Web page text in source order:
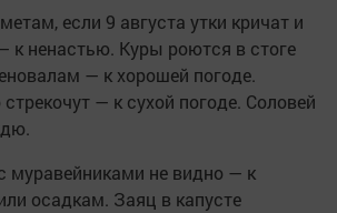
если 9 августа утки кричат и
к ненастью. Куры роются в стоге
— к хорошей погоде.
— к сухой погоде. Соловей
муравейниками не видно — к
осадкам. Заяц в капусте